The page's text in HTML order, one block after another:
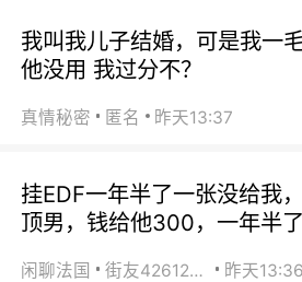
我叫我儿子结婚，可是我一
他没用 我过分不？
真情秘密 匿名 昨天13:37
挂EDF一年半了一张没给我
顶男，钱给他300，一年半
闲聊法国 街友42612092 昨天13:36